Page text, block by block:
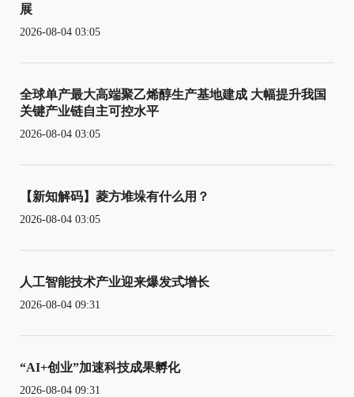
展
2026-08-04 03:05
全球单产最大高端聚乙烯醇生产基地建成 大幅提升我国
关键产业链自主可控水平
2026-08-04 03:05
【新知解码】菱方堆垛有什么用？
2026-08-04 03:05
人工智能技术产业迎来爆发式增长
2026-08-04 09:31
“AI+创业”加速科技成果孵化
2026-08-04 09:31